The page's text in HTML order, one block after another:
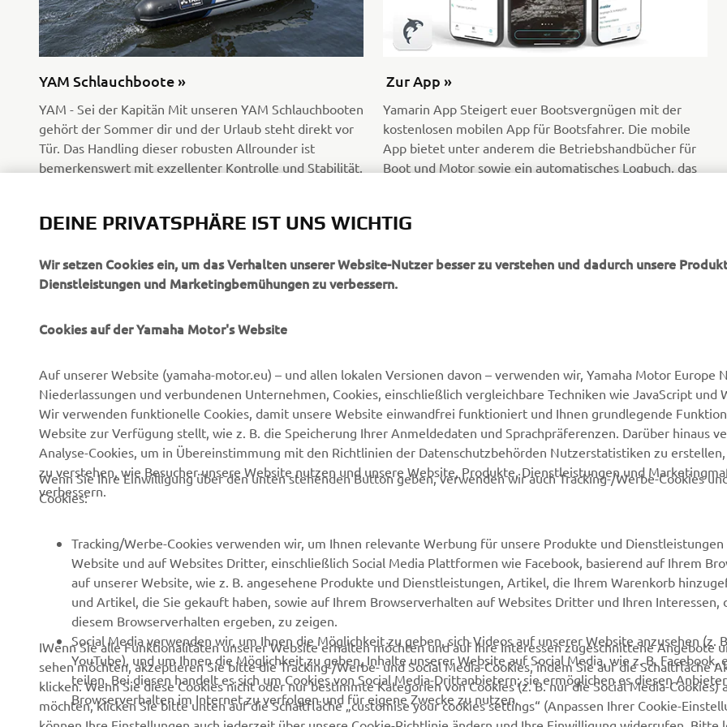
YAM Schlauchboote »
YAM - Sei der Kapitän Mit unseren YAM Schlauchbooten
gehört der Sommer dir und der Urlaub steht direkt vor
Tür. Das Handling dieser robusten Allrounder ist
bemerkenswert mit exzellenter Kontrolle und Stabilität.
Mehr dazu
Zur App »
Yamarin App Steigert euer Bootsvergnügen mit der
kostenlosen mobilen App für Bootsfahrer. Die mobile
App bietet unter anderem die Betriebshandbücher für
Boot und Motor sowie ein automatisches Logbuch, das
App »
UNTERNEHMEN
Über uns
News
Veranstaltungen
Kataloge
Händler werden
Grundlegende
Nachhaltigkeitsrichtlinie
Menschenrechtsrichtlinie
B2B
eBike Antriebe
Behörden
Fahrschulen
Partnerschaften
Technische Informationen
für unabhängige
Handelspartner
Yamalube Safety Data
MEHR YAMAHA
MyYamaha
Yamaha Music
Mobile Applikationen
SUPPORT
Webshop Support
Ersatzteilkatalog
Yamaha-Händler finden
DEINE PRIVATSPHÄRE IST UNS WICHTIG
Wir setzen Cookies ein, um das Verhalten unserer Website-Nutzer besser zu verstehen und dadurch unsere
Dienstleistungen und Marketingbemühungen zu verbessern.
Cookies auf der Yamaha Motor's Website
Auf unserer Website (yamaha-motor.eu) – und allen lokalen Versionen davon – verwenden wir, Yamaha Motor Europe
Niederlassungen und verbundenen Unternehmen, Cookies, einschließlich vergleichbare Techniken wie JavaScript und
Wir verwenden funktionelle Cookies, damit unsere Website einwandfrei funktioniert und Ihnen grundlegende
Website zur Verfügung stellt, wie z. B. die Speicherung Ihrer Anmeldedaten und Sprachpräferenzen. Darüber hinaus
Analyse-Cookies, um in Übereinstimmung mit den Richtlinien der Datenschutzbehörden Nutzerstatistiken zu
zu verstehen, wie Besucher unsere Website nutzen und unsere Website, Produkte, Dienstleistungen und
verbessern.
Wenn Sie Ihre Einwilligung über den unten stehenden Button geben, verwenden wir auch Tracking-/Werbe-Cookies
Cookies:
Tracking/Werbe-Cookies verwenden wir, um Ihnen relevante Werbung für unsere Produkte und
Website und auf Websites Dritter, einschließlich Social Media Plattformen wie Facebook, basierend auf Ihrem
auf unserer Website, wie z. B. angesehene Produkte und Dienstleistungen, Artikel, die Ihrem Warenkorb
und Artikel, die Sie gekauft haben, sowie auf Ihrem Browserverhalten auf Websites Dritter und Ihren Interessen,
diesem Browserverhalten ergeben, zu zeigen.
Social Media verwenden wir, um Ihnen die Möglichkeit zu geben, sich Videos auf unserer Website anzusehen (z.
YouTube), und um Ihnen die Möglichkeit zu geben, Inhalte unserer Website auf Social Media, wie z. B. Facebook,
teilen. Bei diesen handelt es sich um Cookies von Social Media-Drittanbietern; sie ermöglichen es diesen
Browserverhalten im Internet zu verfolgen und für eigene Zwecke zu nutzen.
IWenn Sie alle Funktionalitäten unserer Website erhalten möchten und auf Ihre Interessen zugeschnittene Angebote
sehen möchten, akzeptieren Sie bitte die Tracking-/Werbe- und Social Media-Cookies, indem Sie auf die Schaltfläche
klicken. Wenn Sie diese Cookies nicht oder nur bestimmte Kategorien von Cookies (z. B. nur die Social Media-Cookies)
möchten, klicken Sie bitte unten auf die Schaltfläche „customise your cookies settings“ (Anpassen Ihrer Cookie-